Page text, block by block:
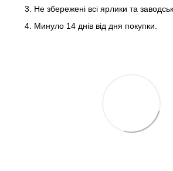
Не збережені всі ярлики та
Минуло 14 днів від дня покупки.